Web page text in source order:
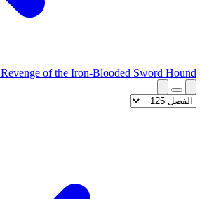
Revenge of the Iron-Blooded Sword Hound